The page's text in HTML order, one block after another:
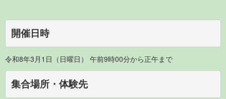
開催日時
令和8年3月1日（日曜日） 午前9時00分から正午まで
集合場所・体験先